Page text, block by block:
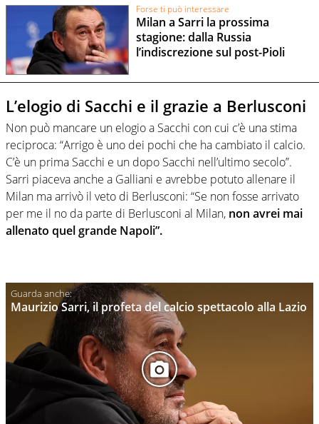
Forse ti può interessare
Milan a Sarri la prossima
stagione: dalla Russia
l’indiscrezione sul post-Pioli
L’elogio di Sacchi e il grazie a Berlusconi
Non può mancare un elogio a Sacchi con cui c’è una stima
reciproca: “Arrigo è uno dei pochi che ha cambiato il calcio.
C’è un prima Sacchi e un dopo Sacchi nell’ultimo secolo”.
Sarri piaceva anche a Galliani e avrebbe potuto allenare il
Milan ma arrivò il veto di Berlusconi: “Se non fosse arrivato
per me il no da parte di Berlusconi al Milan, non avrei mai
allenato quel grande Napoli”.
Maurizio Sarri, il profeta del calcio spettacolo alla Lazio